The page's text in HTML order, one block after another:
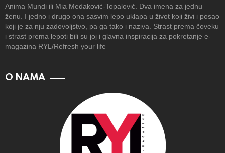
Anima Mundi ili Mia Medaković-Topalović. Dva imena za jednu
ženu. I jedno i drugo ona sasvim lepo uklapa u život koji živi i posao
koji je za nju zadovoljstvo, pa ga tako i naziva. Strast prema čoveku
i strast prema lepoti bili su joj i glavna inspiracija za pokretanje e-
magazina RYL/Refresh your life
O NAMA